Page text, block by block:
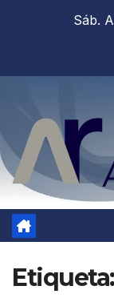
Sáb.
Etiqueta: